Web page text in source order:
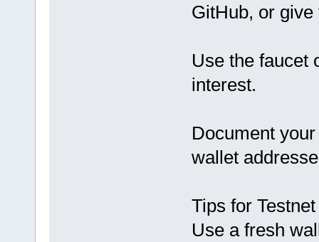
GitHub, or give
Use the faucet
interest.
Document
wallet
Tips for
Use a fresh